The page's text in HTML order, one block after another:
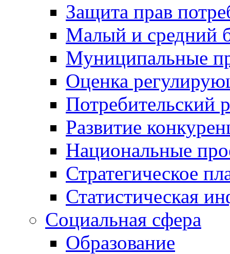
Защита прав
Малый и средний
Муниципальные
Оценка
Потребительский
Развитие
Национальные
Стратегическое
Статистическая
Социальная сфера
Образование